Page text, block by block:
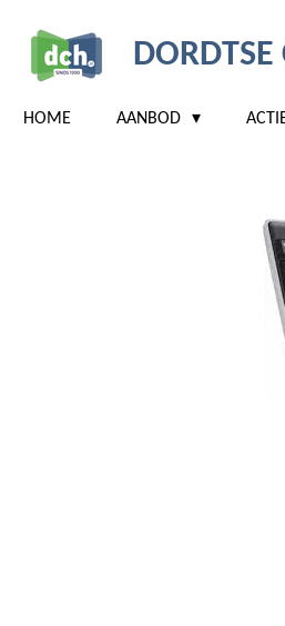
direct
naar
hoofdinhoud
HOME AANBOD